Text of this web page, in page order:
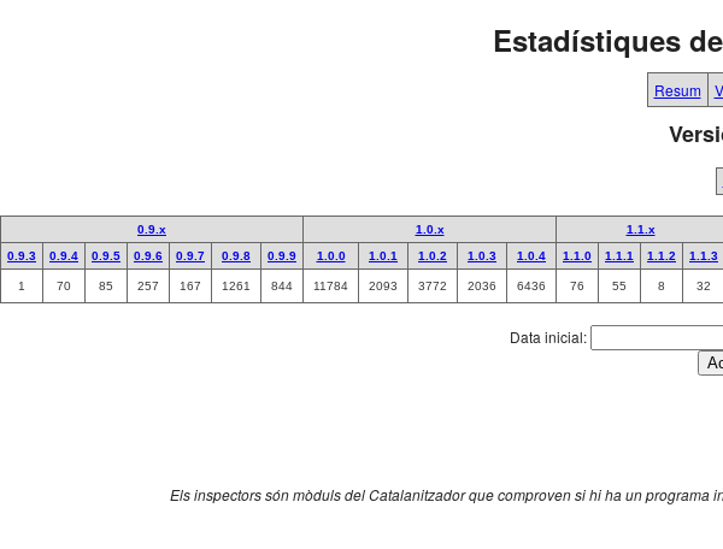
Estadístiques
Resum
0.9.x 1.0.x 1.1.x
0.9.3
0.9.4 0.9.5 0.9.6 0.9.7 0.9.8 0.9.9 1.0.0 1.0.1 1.0.2 1.0.3 1.0.4 1.1.0 1.1.1 1.1.2 1.1.3
1 70 85 257 167 1261 844 11784 2093 3772 2036 6436 76 55 8 32
Data inicial:
Els inspectors són mòduls del Catalanitzador que comproven si hi ha un